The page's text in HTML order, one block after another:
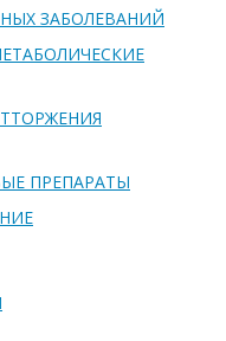
ЗАБОЛЕВАНИЙ
ПРЕПАРАТЫ